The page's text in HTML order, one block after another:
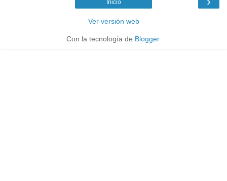
Inicio
Ver versión web
Con la tecnología de Blogger.